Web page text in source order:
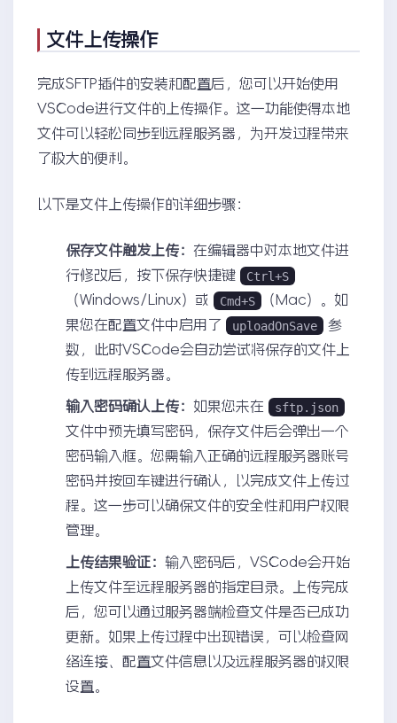
文件上传操作
完成SFTP插件的安装和配置后，您可以开始使用
VSCode进行文件的上传操作。这一功能使得本地
文件可以轻松同步到远程服务器，为开发过程带来
了极大的便利。
以下是文件上传操作的详细步骤：
保存文件触发上传： 在编辑器中对本地文件进
行修改后，按下保存快捷键
Ctrl+S
（Windows/Linux）或
Cmd+S
（Mac）。如
果您在配置文件中启用了
uploadOnSave
参
数，此时VSCode会自动尝试将保存的文件上
传到远程服务器。
输入密码确认上传： 如果您未在
sftp.json
文件中预先填写密码，保存文件后会弹出一个
密码输入框。您需输入正确的远程服务器账号
密码并按回车键进行确认，以完成文件上传过
程。这一步可以确保文件的安全性和用户权限
管理。
上传结果验证： 输入密码后，VSCode会开始
上传文件至远程服务器的指定目录。上传完成
后，您可以通过服务器端检查文件是否已成功
更新。如果上传过程中出现错误，可以检查网
络连接、配置文件信息以及远程服务器的权限
设置。